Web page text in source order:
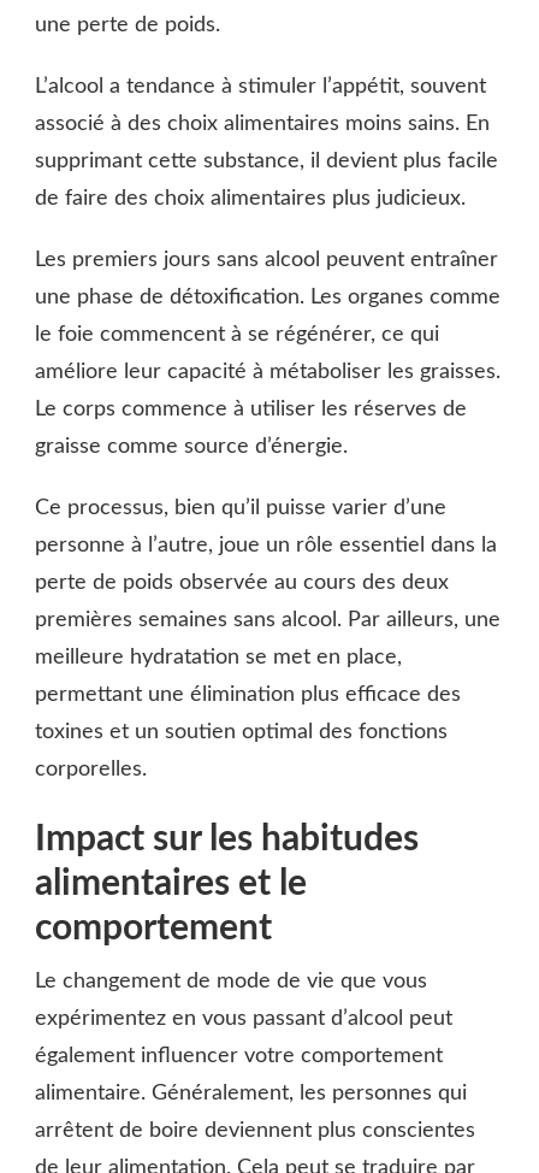
une perte de poids.
L’alcool a tendance à stimuler l’appétit, souvent
associé à des choix alimentaires moins sains. En
supprimant cette substance, il devient plus facile
de faire des choix alimentaires plus judicieux.
Les premiers jours sans alcool peuvent entraîner
une phase de détoxification. Les organes comme
le foie commencent à se régénérer, ce qui
améliore leur capacité à métaboliser les graisses.
Le corps commence à utiliser les réserves de
graisse comme source d’énergie.
Ce processus, bien qu’il puisse varier d’une
personne à l’autre, joue un rôle essentiel dans la
perte de poids observée au cours des deux
premières semaines sans alcool. Par ailleurs, une
meilleure hydratation se met en place,
permettant une élimination plus efficace des
toxines et un soutien optimal des fonctions
corporelles.
Impact sur les habitudes
alimentaires et le
comportement
Le changement de mode de vie que vous
expérimentez en vous passant d’alcool peut
également influencer votre comportement
alimentaire. Généralement, les personnes qui
arrêtent de boire deviennent plus conscientes